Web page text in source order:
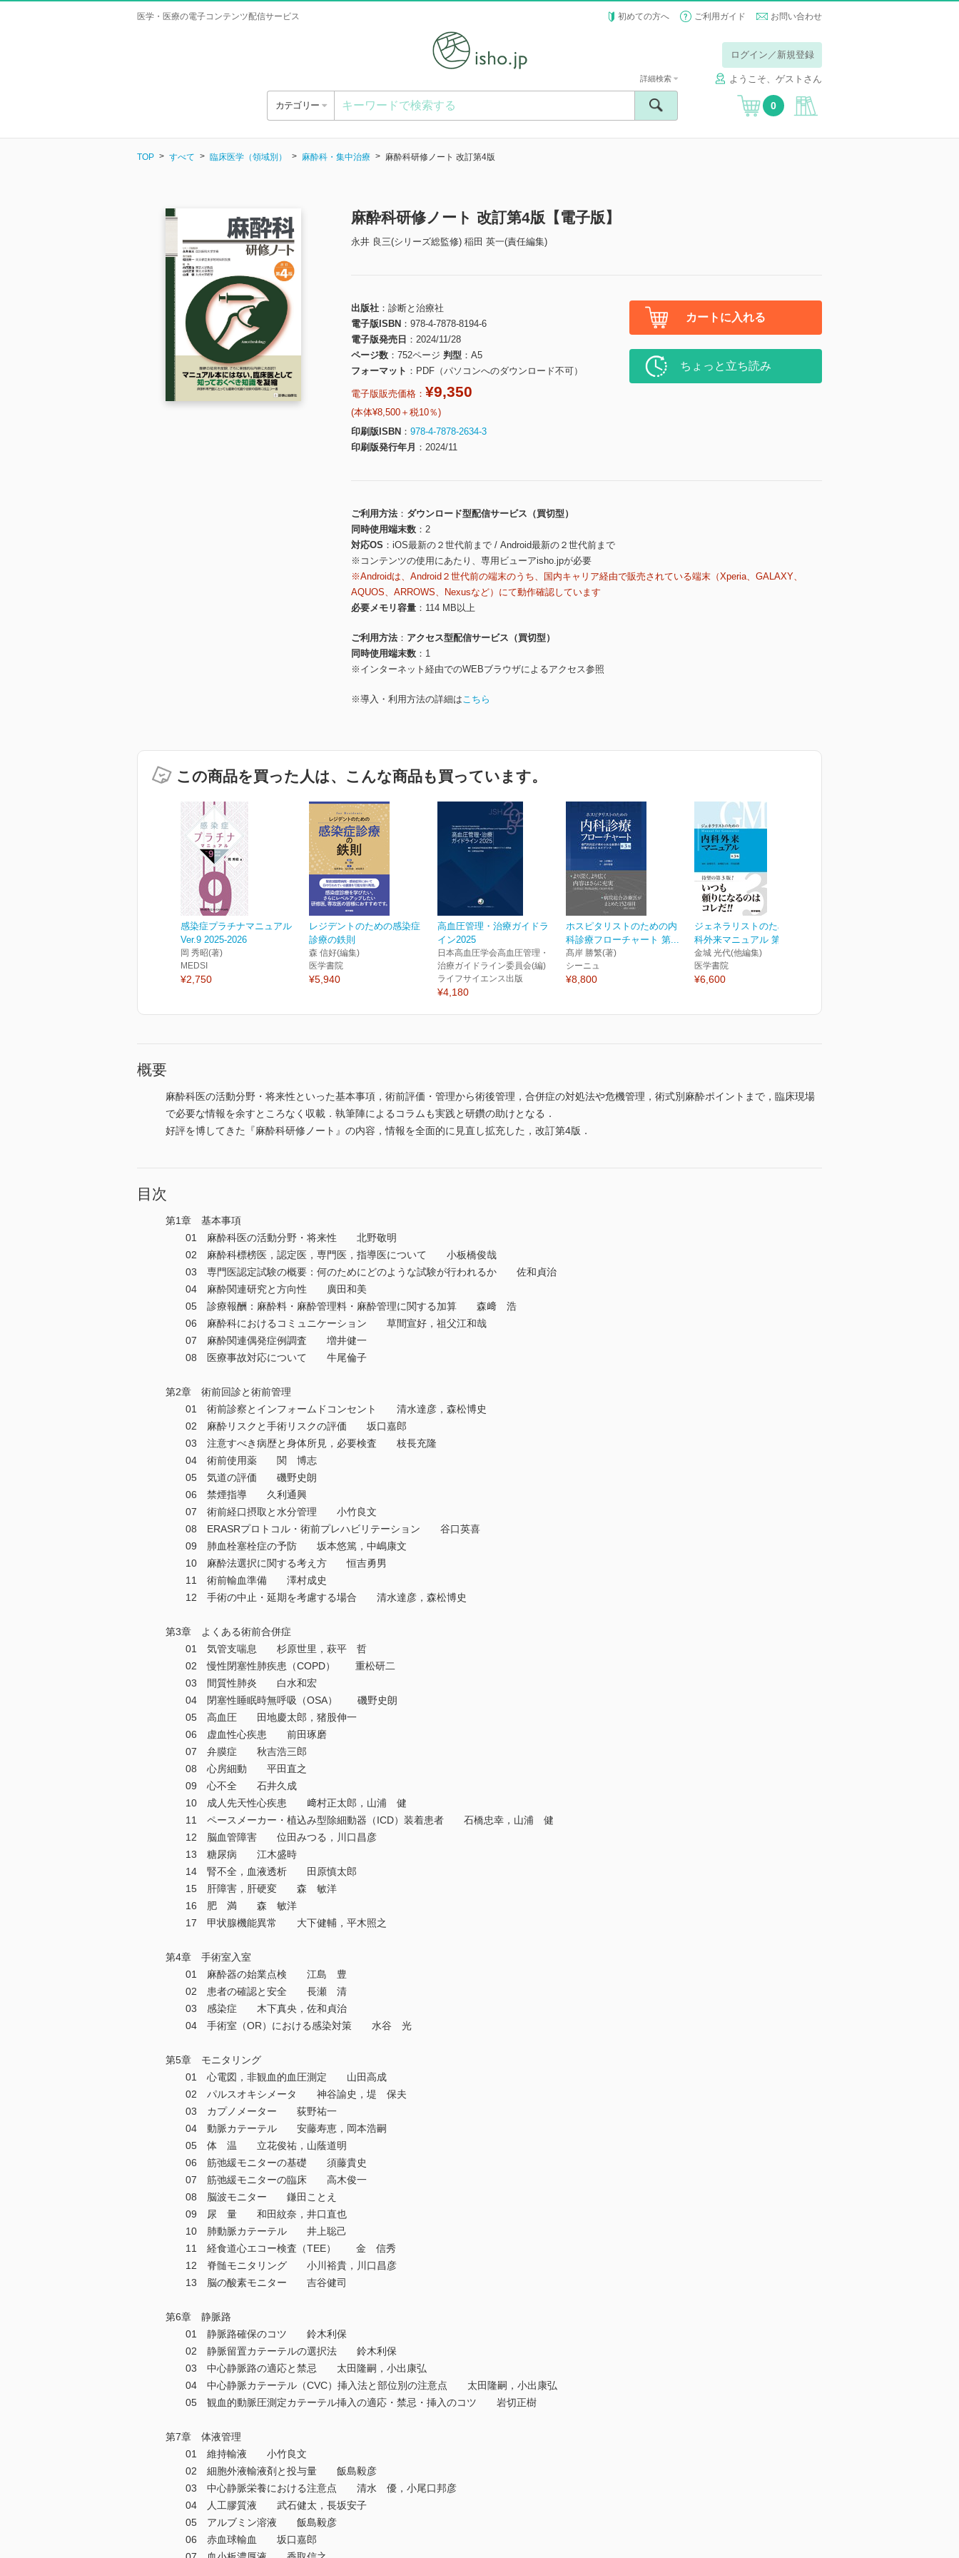
医学・医療の電子コンテンツ配信サービス 初めての方へ ご利用ガイド お問い合わせ
ログイン／新規登録
ようこそ、ゲストさん
カテゴリー
詳細検索
0
TOP すべて 臨床医学（領域別） 麻酔科・集中治療 麻酔科研修ノート 改訂第4版
麻酔科研修ノート 改訂第4版【電子版】
永井 良三(シリーズ総監修) 稲田 英一(責任編集)
出版社
診断と治療社
電子版ISBN
978-4-7878-8194-6
電子版発売日
2024/11/28
ページ数
752ページ 判型
A5
フォーマット
PDF（パソコンへのダウンロード不可）
電子版販売価格： ¥9,350
(本体¥8,500＋税10％)
印刷版ISBN
978-4-7878-2634-3
印刷版発行年月
2024/11
カートに入れる
ちょっと立ち読み
ご利用方法
ダウンロード型配信サービス（買切型）
同時使用端末数
2
対応OS
iOS最新の２世代前まで / Android最新の２世代前まで
※コンテンツの使用にあたり、専用ビューアisho.jpが必要
※Androidは、Android２世代前の端末のうち、国内キャリア経由で販売されている端末（Xperia、GALAXY、
AQUOS、ARROWS、Nexusなど）にて動作確認しています
必要メモリ容量
114 MB以上
ご利用方法
アクセス型配信サービス（買切型）
同時使用端末数
1
※インターネット経由でのWEBブラウザによるアクセス参照
※導入・利用方法の詳細はこちら
この商品を買った人は、こんな商品も買っています。
感染症プラチナマニュアル
Ver.9 2025-2026
岡 秀昭(著)
MEDSI
¥2,750
レジデントのための感染症
診療の鉄則
森 信好(編集)
医学書院
¥5,940
高血圧管理・治療ガイドラ
イン2025
日本高血圧学会高血圧管理・
治療ガイドライン委員会(編)
ライフサイエンス出版
¥4,180
ホスピタリストのための内
科診療フローチャート 第...
髙岸 勝繁(著)
シーニュ
¥8,800
ジェネラリストのための内
科外来マニュアル 第3版
金城 光代(他編集)
医学書院
¥6,600
概要
麻酔科医の活動分野・将来性といった基本事項，術前評価・管理から術後管理，合併症の対処法や危機管理，術式別麻酔ポイントまで，臨床現場
で必要な情報を余すところなく収載．執筆陣によるコラムも実践と研鑽の助けとなる．
好評を博してきた『麻酔科研修ノート』の内容，情報を全面的に見直し拡充した，改訂第4版．
目次
第1章 基本事項
01 麻酔科医の活動分野・将来性 北野敬明
02 麻酔科標榜医，認定医，専門医，指導医について 小板橋俊哉
03 専門医認定試験の概要：何のためにどのような試験が行われるか 佐和貞治
04 麻酔関連研究と方向性 廣田和美
05 診療報酬：麻酔料・麻酔管理料・麻酔管理に関する加算 森﨑 浩
06 麻酔科におけるコミュニケーション 草間宣好，祖父江和哉
07 麻酔関連偶発症例調査 増井健一
08 医療事故対応について 牛尾倫子
第2章 術前回診と術前管理
01 術前診察とインフォームドコンセント 清水達彦，森松博史
02 麻酔リスクと手術リスクの評価 坂口嘉郎
03 注意すべき病歴と身体所見，必要検査 枝長充隆
04 術前使用薬 関 博志
05 気道の評価 磯野史朗
06 禁煙指導 久利通興
07 術前経口摂取と水分管理 小竹良文
08 ERASRプロトコル・術前プレハビリテーション 谷口英喜
09 肺血栓塞栓症の予防 坂本悠篤，中嶋康文
10 麻酔法選択に関する考え方 恒吉勇男
11 術前輸血準備 澤村成史
12 手術の中止・延期を考慮する場合 清水達彦，森松博史
第3章 よくある術前合併症
01 気管支喘息 杉原世里，萩平 哲
02 慢性閉塞性肺疾患（COPD） 重松研二
03 間質性肺炎 白水和宏
04 閉塞性睡眠時無呼吸（OSA） 磯野史朗
05 高血圧 田地慶太郎，猪股伸一
06 虚血性心疾患 前田琢磨
07 弁膜症 秋吉浩三郎
08 心房細動 平田直之
09 心不全 石井久成
10 成人先天性心疾患 﨑村正太郎，山浦 健
11 ペースメーカー・植込み型除細動器（ICD）装着患者 石橋忠幸，山浦 健
12 脳血管障害 位田みつる，川口昌彦
13 糖尿病 江木盛時
14 腎不全，血液透析 田原慎太郎
15 肝障害，肝硬変 森 敏洋
16 肥 満 森 敏洋
17 甲状腺機能異常 大下健輔，平木照之
第4章 手術室入室
01 麻酔器の始業点検 江島 豊
02 患者の確認と安全 長瀬 清
03 感染症 木下真央，佐和貞治
04 手術室（OR）における感染対策 水谷 光
第5章 モニタリング
01 心電図，非観血的血圧測定 山田高成
02 パルスオキシメータ 神谷諭史，堤 保夫
03 カプノメーター 荻野祐一
04 動脈カテーテル 安藤寿恵，岡本浩嗣
05 体 温 立花俊祐，山蔭道明
06 筋弛緩モニターの基礎 須藤貴史
07 筋弛緩モニターの臨床 高木俊一
08 脳波モニター 鎌田ことえ
09 尿 量 和田紋奈，井口直也
10 肺動脈カテーテル 井上聡己
11 経食道心エコー検査（TEE） 金 信秀
12 脊髄モニタリング 小川裕貴，川口昌彦
13 脳の酸素モニター 吉谷健司
第6章 静脈路
01 静脈路確保のコツ 鈴木利保
02 静脈留置カテーテルの選択法 鈴木利保
03 中心静脈路の適応と禁忌 太田隆嗣，小出康弘
04 中心静脈カテーテル（CVC）挿入法と部位別の注意点 太田隆嗣，小出康弘
05 観血的動脈圧測定カテーテル挿入の適応・禁忌・挿入のコツ 岩切正樹
第7章 体液管理
01 維持輸液 小竹良文
02 細胞外液輸液剤と投与量 飯島毅彦
03 中心静脈栄養における注意点 清水 優，小尾口邦彦
04 人工膠質液 武石健太，長坂安子
05 アルブミン溶液 飯島毅彦
06 赤血球輸血 坂口嘉郎